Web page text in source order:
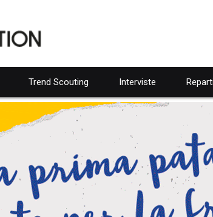
Trend Scouting Interviste Reparti